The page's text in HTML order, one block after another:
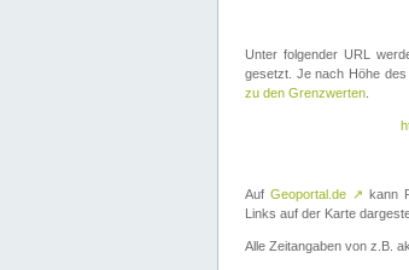
Unter folgender URL
gesetzt. Je nach Höhe
zu den Grenzwerten
Auf Geoportal.de ↗ kann
Links auf der Karte
Alle Zeitangaben von z.B.